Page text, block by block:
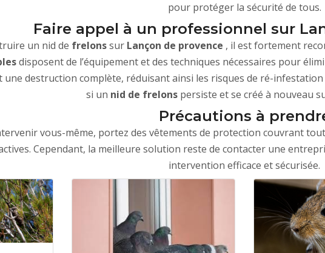
pour protéger la sécurité de tous.
Faire appel à un professionnel sur
un nid de frelonssur Lançon de provence , il est fortement
disposent de l’équipement et des techniques nécessaires pour
destruction complète, réduisant ainsi les risques de ré-
si un nid de frelonspersiste et se créé à nouveau
Précautions à
vous-même, portez des vêtements de protection couvrant
Cependant, la meilleure solution reste de contacter une
intervention efficace et sécurisée.